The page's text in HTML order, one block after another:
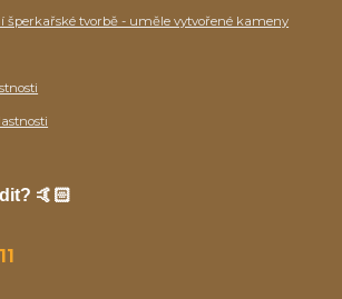
šperkařské tvorbě - uměle vytvořené kameny
🤙🏻